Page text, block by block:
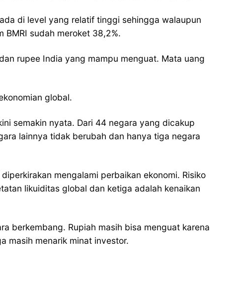
di level yang relatif tinggi sehingga walaupun
BMRI sudah meroket 38,2%.
rupee India yang mampu menguat. Mata uang
global.
semakin nyata. Dari 44 negara yang dicakup
lainnya tidak berubah dan hanya tiga negara
mengalami perbaikan ekonomi. Risiko
likuiditas global dan ketiga adalah kenaikan
berkembang. Rupiah masih bisa menguat karena
masih menarik minat investor.